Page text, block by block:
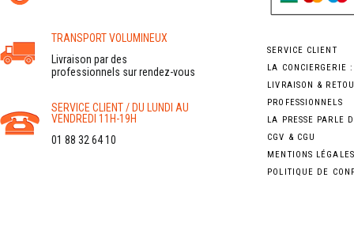
TRANSPORT VOLUMINEUX
Livraison par des
professionnels sur rendez-vous
SERVICE CLIENT / DU LUNDI AU
VENDREDI 11H-19H
01 88 32 64 10
SERVICE CLIENT
LA CONCIERGERIE
LIVRAISON &
PROFESSIONNELS
LA PRESSE PARLE
CGV & CGU
MENTIONS LÉGALES
POLITIQUE DE